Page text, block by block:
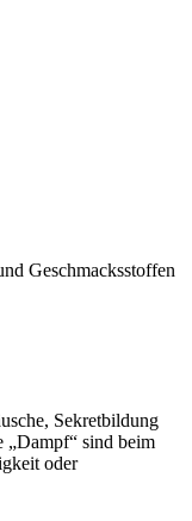
Geschmacksstoffen
Sekretbildung
„Dampf“ sind beim
oder